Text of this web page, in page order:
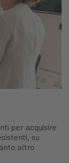
per acquisire
su
altro